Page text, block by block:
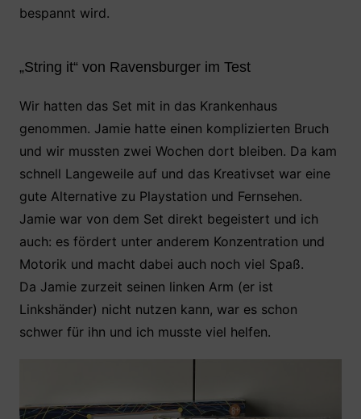
bespannt wird.
„String it“ von Ravensburger im Test
Wir hatten das Set mit in das Krankenhaus
genommen. Jamie hatte einen komplizierten Bruch
und wir mussten zwei Wochen dort bleiben. Da kam
schnell Langeweile auf und das Kreativset war eine
gute Alternative zu Playstation und Fernsehen.
Jamie war von dem Set direkt begeistert und ich
auch: es fördert unter anderem Konzentration und
Motorik und macht dabei auch noch viel Spaß.
Da Jamie zurzeit seinen linken Arm (er ist
Linkshänder) nicht nutzen kann, war es schon
schwer für ihn und ich musste viel helfen.